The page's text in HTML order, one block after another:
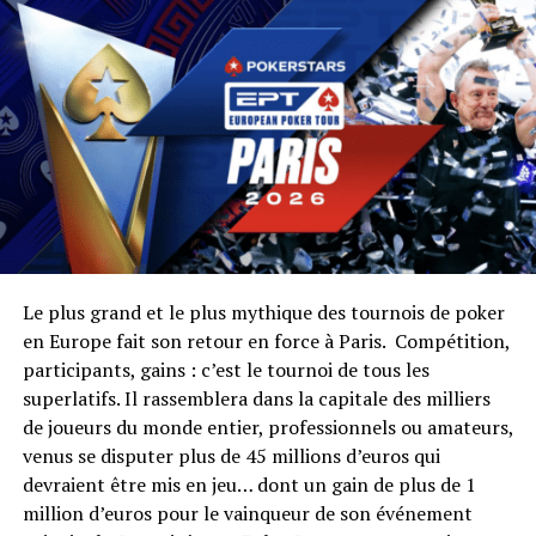
grands noms encore, même si les Américains sont
repartis au Bellagio pour le WPT Five Diamond à 25
000$ —où la Team PMU (Guillaume Darcourt et Philippe
Ktorza) débutera ce soir même…
Name
Chips
Vedzizhev Beslan
132 200
Jesus Cortes
131 200
Jason Wheeler
129 000
David D’Alesandro
Mario Puccini
117 100
Chris Moorman
115 000
Michael Ruane
111 500
Jonas Becker
111 000
Le plus grand et le plus mythique des tournois de poker
en Europe fait son retour en force à Paris. Compétition,
participants, gains : c’est le tournoi de tous les
superlatifs. Il rassemblera dans la capitale des milliers
de joueurs du monde entier, professionnels ou amateurs,
venus se disputer plus de 45 millions d’euros qui
devraient être mis en jeu… dont un gain de plus de 1
million d’euros pour le vainqueur de son événement